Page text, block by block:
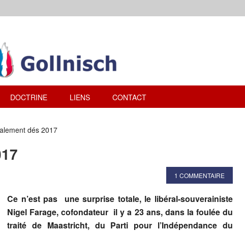
DOCTRINE LIENS CONTACT
dés 2017
1 COMMENTAIRE
Ce n’est pas une surprise totale, le libéral-souverainiste
Nigel Farage, cofondateur il y a 23 ans, dans la foulée du
traité de Maastricht, du Parti pour l’Indépendance du